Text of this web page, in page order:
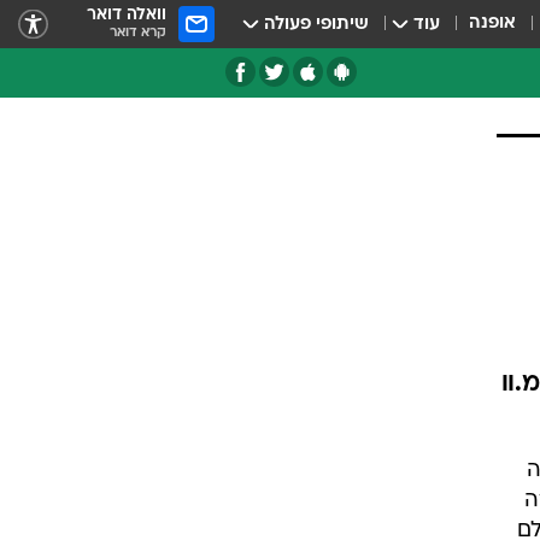
אופנה עוד שיתופי פעולה וואלה דואר
קרא דואר